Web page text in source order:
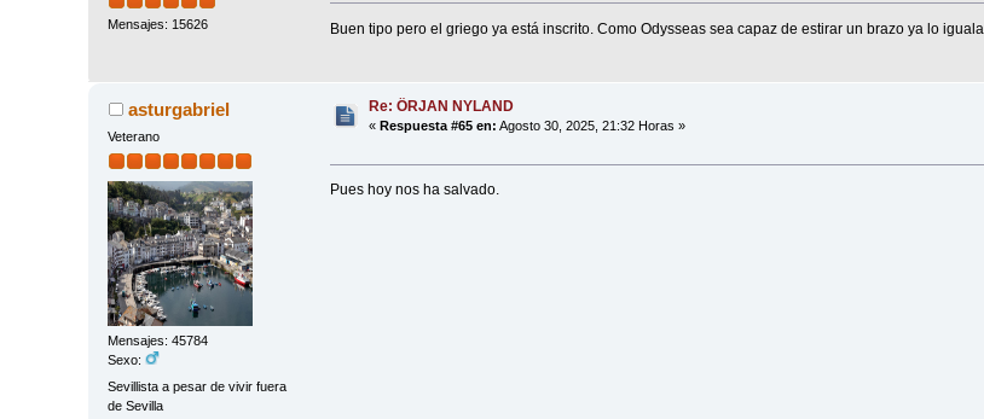
Mensajes: 15626 Buen tipo pero el griego ya está inscrito. Como Odysseas sea capaz de estirar un brazo ya lo iguala.
asturgabriel
Veterano
Mensajes: 45784
Sexo:
Sevillista a pesar de vivir fuera
de Sevilla
Re: ÖRJAN NYLAND
«Respuesta #65 en: Agosto 30, 2025, 21:32 Horas »
Pues hoy nos ha salvado.